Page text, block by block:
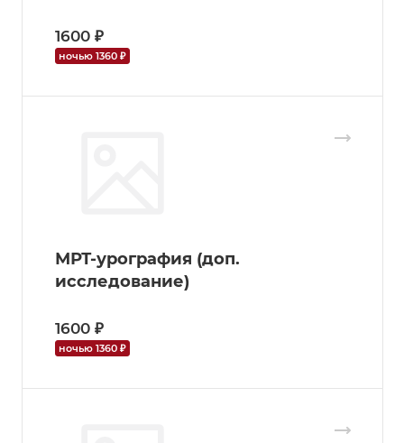
1600 ₽
ночью 1360 ₽
МРТ-урография (доп.
исследование)
1600 ₽
ночью 1360 ₽